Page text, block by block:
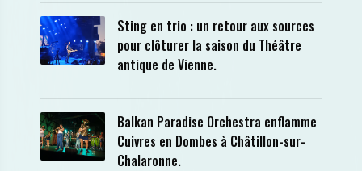
Sting en trio : un retour aux sources
pour clôturer la saison du Théâtre
antique de Vienne.
Balkan Paradise Orchestra enflamme
Cuivres en Dombes à Châtillon-sur-
Chalaronne.